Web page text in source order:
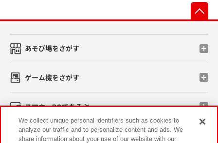
あそび場をさがす
ゲーム機をさがす
スマホ・PCであそぶ
イベント・キャンペーン
We collect unique personal identifiers such as cookies to
analyze our traffic and to personalize content and ads. We
share information about your use of our website with our